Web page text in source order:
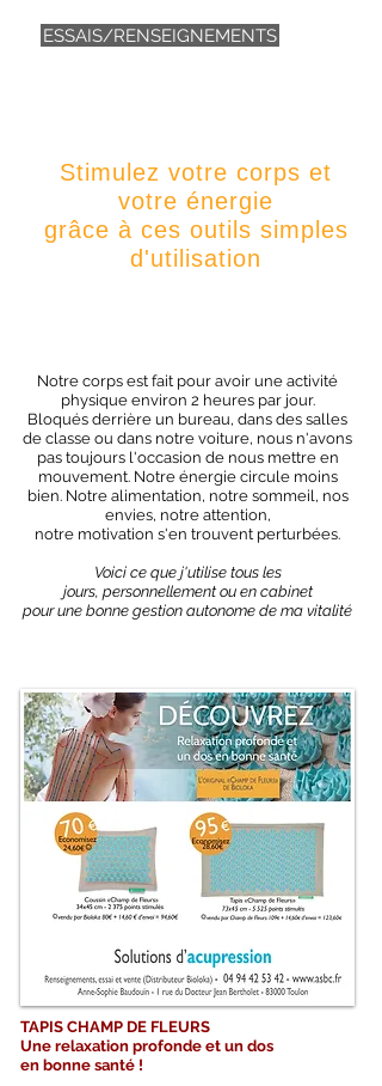
ESSAIS/RENSEIGNEMENTS
Stimulez votre corps et
votre énergie
grâce à ces outils simples
d'utilisation
Notre corps est fait pour avoir une activité
physique environ 2 heures par jour.
Bloqués derrière un bureau, dans des salles
de classe ou dans notre voiture, nous n'avons
pas toujours l'occasion de nous mettre en
mouvement. Notre énergie circule moins
bien. Notre alimentation, notre sommeil, nos
envies, notre attention,
notre motivation s'en trouvent perturbées.
Voici ce que j'utilise tous les
jours, personnellement ou en cabinet
pour une bonne gestion autonome de ma vitalité
TAPIS CHAMP DE FLEURS
Une relaxation profonde et un dos
en bonne santé !